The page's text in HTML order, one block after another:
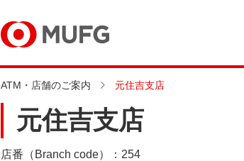
ATM・店舗のご案内 元住吉支店
元住吉支店
店番（Branch code）：254